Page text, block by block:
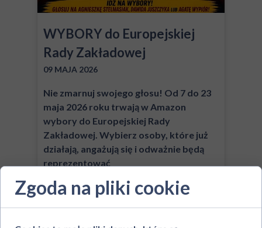
Deklaracja członkowska Kontakt
WYBORY do Europejskiej
Rady Zakładowej
09 MAJA 2026
Nie zmarnuj swojego głosu! Od 7 do 23
maja 2026 roku trwają w Amazon
wybory do Europejskiej Rady
Zakładowej. Wybierz osoby, które już
działają, angażują się i odważnie będą
reprezentować
Przejdź do artykułu →
Zgoda na pliki cookie